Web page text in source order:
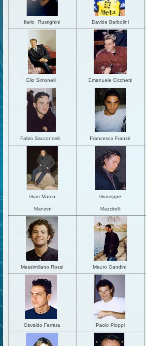
Ilario Rustighini Davide Barbolini
Elio Simonelli Emanuele Cicchetti
Fabio Sacconcelli Francesco Franzè
Gian Marco
Manzini
Giuseppe
Mazzitelli
Massimiliano Rossi Mauro Gandini
Osvaldo Ferrara Paolo Pioppi